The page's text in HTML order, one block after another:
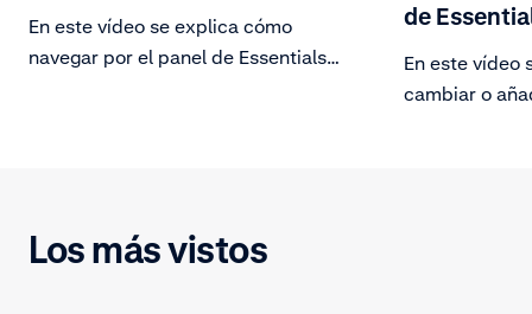
En este vídeo se explica cómo
navegar por el panel de Essentials.
de
En este vídeo
cambiar o
Los más vistos